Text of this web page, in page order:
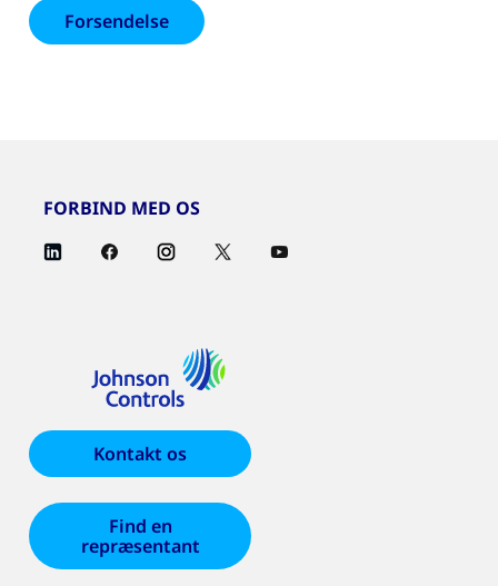
FORBIND MED OS
Kontakt os
Find en
repræsentant